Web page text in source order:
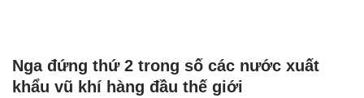
Nga đứng thứ 2 trong số các nước xuất
khẩu vũ khí hàng đầu thế giới